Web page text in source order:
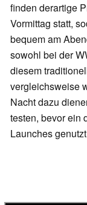
finden derartige
Vormittag statt,
bequem am
sowohl bei der
diesem
vergleichsweise
Nacht dazu
testen, bevor ein
Launches